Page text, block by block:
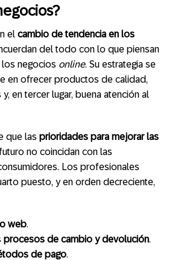
el cambio de tendencia en los
del todo con lo que piensan
negocios online. Su estrategia se
en ofrecer productos de calidad,
en tercer lugar, buena atención al
que las prioridades para mejorar las
no coincidan con las
Los profesionales
puesto, y en orden decreciente,
web.
procesos de cambio y devolución.
de pago.